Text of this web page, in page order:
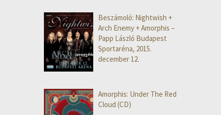
Beszámoló: Nightwish +
Arch Enemy + Amorphis –
Papp László Budapest
Sportaréna, 2015.
december 12.
Amorphis: Under The Red
Cloud (CD)